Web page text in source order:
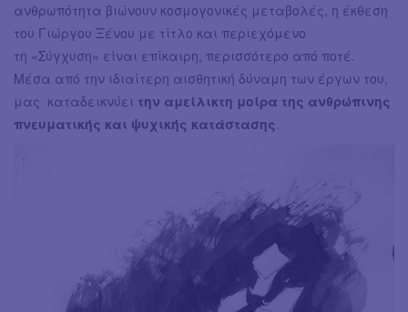
ανθρωπότητα βιώνουν κοσμογονικές μεταβολές, η έκθεση
του Γιώργου Ξένου με τίτλο και περιεχόμενο
τη «Σύγχυση» είναι επίκαιρη, περισσότερο από ποτέ.
Μέσα από την ιδιαίτερη αισθητική δύναμη των έργων του,
μας καταδεικνύει την αμείλικτη μοίρα της ανθρώπινης
πνευματικής και ψυχικής κατάστασης.